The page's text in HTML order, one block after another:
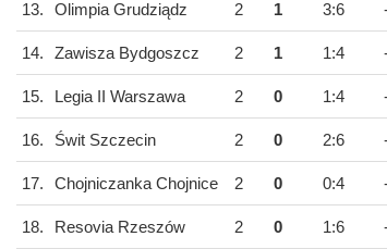
13. Olimpia Grudziądz 2 1 3:6
14. Zawisza Bydgoszcz 2 1 1:4
15. Legia II Warszawa 2 0 1:4
16. Świt Szczecin 2 0 2:6
17. Chojniczanka Chojnice 2 0 0:4
18. Resovia Rzeszów 2 0 1:6